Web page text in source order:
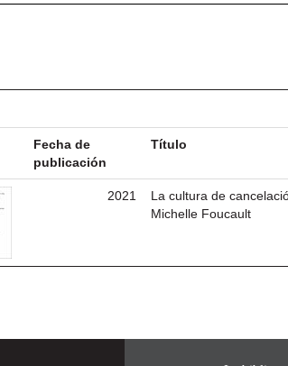
Fecha de
publicación
Título
2021
La cultura de
Michelle Foucault